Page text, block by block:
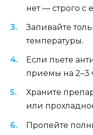
нет — строго с
Запивайте
температуры.
Если пьете
приемы на 2–3
Храните
или
Пропейте